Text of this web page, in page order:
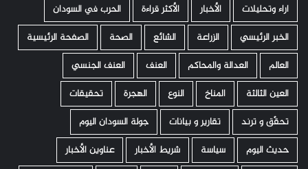
اراء وتحليلات
الأخبار الأكثر قراءة
الحرب في السودان
الخبر الرئيسي
الزراعة الشائع الصحة
الصفحة الرئيسية
العالم
العدالة والمحاكم العنف
العنف الجنسي
العين الثالثة
المناخ النوع الهجرة
تحقيقات
تحقّق و ترند
تقارير و بيانات
جولة السودان اليوم
حديث اليوم
سياسة شريط الأخبار
عناوين الأخبار